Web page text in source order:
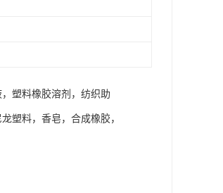
塑料橡胶溶剂，纺织助
塑料，香皂，合成橡胶，